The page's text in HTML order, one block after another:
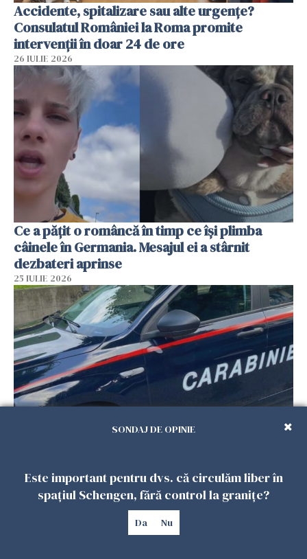
Accidente, spitalizare sau alte urgențe?
Consulatul României la Roma promite
intervenții în doar 24 de ore
26 IULIE 2026
Ce a pățit o româncă în timp ce își plimba
câinele în Germania. Mesajul ei a stârnit
dezbateri aprinse
25 IULIE 2026
au dat alarma
25 IULIE 2026
SONDAJ DE OPINIE
Este important pentru dvs. că circulăm liber în
spațiul Schengen, fără control la granițe?
Da Nu